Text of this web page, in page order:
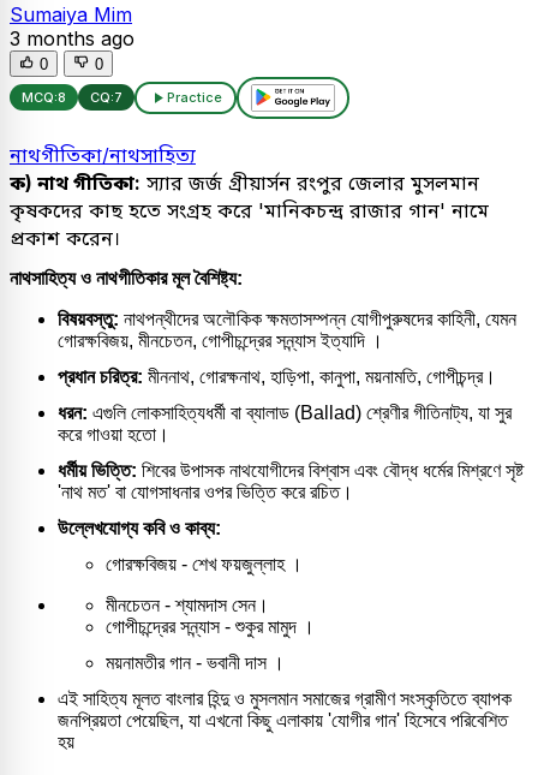
Sumaiya Mim
3 months ago
0 0
MCQ:8 CQ:7 Practice
নাথগীতিকা/নাথসাহিত্য
ক) নাথ গীতিকা: স্যার জর্জ গ্রীয়ার্সন রংপুর জেলার মুসলমান
কৃষকদের কাছ হতে সংগ্রহ করে 'মানিকচন্দ্র রাজার গান' নামে
প্রকাশ করেন।
নাথসাহিত্য ও নাথগীতিকার মূল বৈশিষ্ট্য:
বিষয়বস্তু: নাথপন্থীদের অলৌকিক ক্ষমতাসম্পন্ন যোগীপুরুষদের কাহিনী, যেমন
গোরক্ষবিজয়, মীনচেতন, গোপীচন্দ্রের সন্ন্যাস ইত্যাদি ।
প্রধান চরিত্র: মীননাথ, গোরক্ষনাথ, হাড়িপা, কানুপা, ময়নামতি, গোপীচন্দ্র।
ধরন: এগুলি লোকসাহিত্যধর্মী বা ব্যালাড (Ballad) শ্রেণীর গীতিনাট্য, যা সুর
করে গাওয়া হতো।
ধর্মীয় ভিত্তি: শিবের উপাসক নাথযোগীদের বিশ্বাস এবং বৌদ্ধ ধর্মের মিশ্রণে সৃষ্ট
'নাথ মত' বা যোগসাধনার ওপর ভিত্তি করে রচিত।
উল্লেখযোগ্য কবি ও কাব্য:
গোরক্ষবিজয় - শেখ ফয়জুল্লাহ ।
মীনচেতন- শ্যামদাস সেন।
গোপীচন্দ্রের সন্ন্যাস- শুকুর মামুদ ।
ময়নামতীর গান- ভবানী দাস ।
এই সাহিত্য মূলত বাংলার হিন্দু ও মুসলমান সমাজের গ্রামীণ সংস্কৃতিতে ব্যাপক
জনপ্রিয়তা পেয়েছিল, যা এখনো কিছু এলাকায় 'যোগীর গান' হিসেবে পরিবেশিত
হয়